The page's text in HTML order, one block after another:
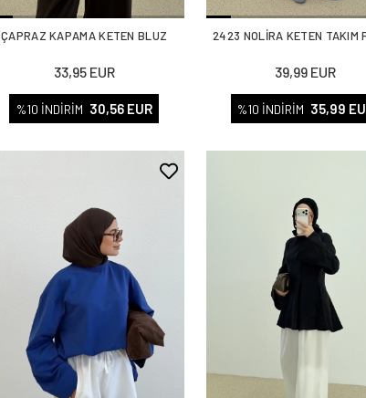
ÇAPRAZ KAPAMA KETEN BLUZ
33,95 EUR
%10 İNDİRİM 30,56 EUR
2423 NOLİRA KETEN TAKIM
39,99 EUR
%10 İNDİRİM 35,99